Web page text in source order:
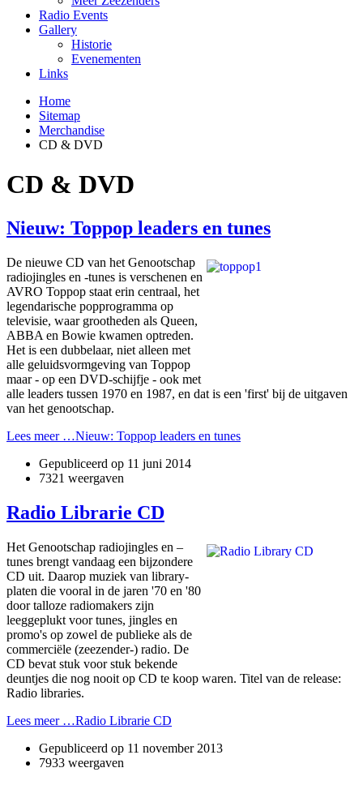
Radio Events
Gallery
Historie
Evenementen
Links
Home
Sitemap
Merchandise
CD & DVD
CD & DVD
Nieuw: Toppop leaders en tunes
De nieuwe CD van het Genootschap
radiojingles en -tunes is verschenen en
AVRO Toppop staat erin centraal, het
legendarische popprogramma op
televisie, waar grootheden als Queen,
ABBA en Bowie kwamen optreden.
Het is een dubbelaar, niet alleen met
alle geluidsvormgeving van Toppop
maar - op een DVD-schijfje - ook met
alle leaders tussen 1970 en 1987, en dat is een 'first' bij de uitgaven
van het genootschap.
Lees meer …Nieuw: Toppop leaders en tunes
Gepubliceerd op 11 juni 2014
7321 weergaven
Radio Librarie CD
Het Genootschap radiojingles en –
tunes brengt vandaag een bijzondere
CD uit. Daarop muziek van library-
platen die vooral in de jaren '70 en '80
door talloze radiomakers zijn
leeggeplukt voor tunes, jingles en
promo's op zowel de publieke als de
commerciële (zeezender-) radio. De
CD bevat stuk voor stuk bekende
deuntjes die nog nooit op CD te koop waren. Titel van de release:
Radio libraries.
Lees meer …Radio Librarie CD
Gepubliceerd op 11 november 2013
7933 weergaven